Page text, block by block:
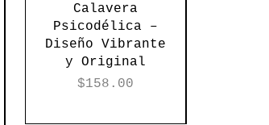
Calavera
Psicodélica –
Diseño Vibrante
y Original
Precio
$158.00